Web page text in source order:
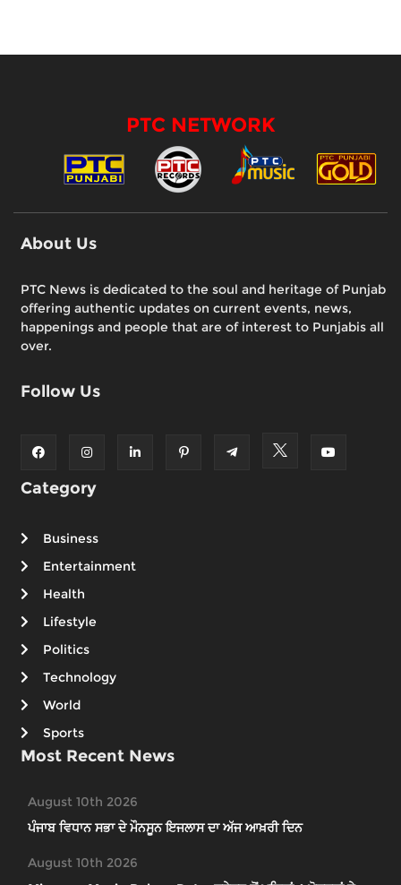
PTC NETWORK
About Us
PTC News is dedicated to the soul and heritage of Punjab
offering authentic updates on current events, news,
happenings and people that are of interest to Punjabis all
over.
Follow Us
Category
Business
Entertainment
Health
Lifestyle
Politics
Technology
World
Sports
Most Recent News
August 10th 2026
ਪੰਜਾਬ ਵਿਧਾਨ ਸਭਾ ਦੇ ਮੌਨਸੂਨ ਇਜਲਾਸ ਦਾ ਅੱਜ ਆਖ਼ਰੀ ਦਿਨ
August 10th 2026